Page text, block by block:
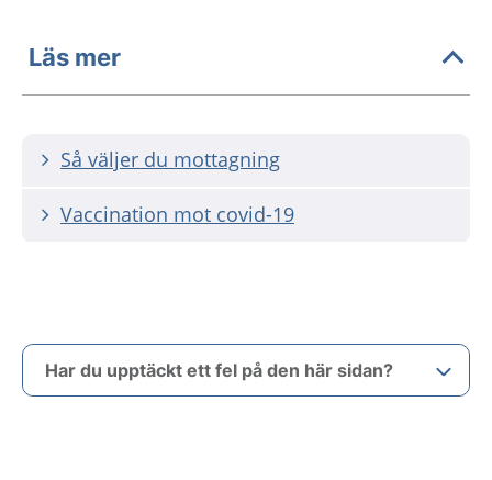
Läs mer
Så väljer du mottagning
Vaccination mot covid-19
Har du upptäckt ett fel på den här sidan?